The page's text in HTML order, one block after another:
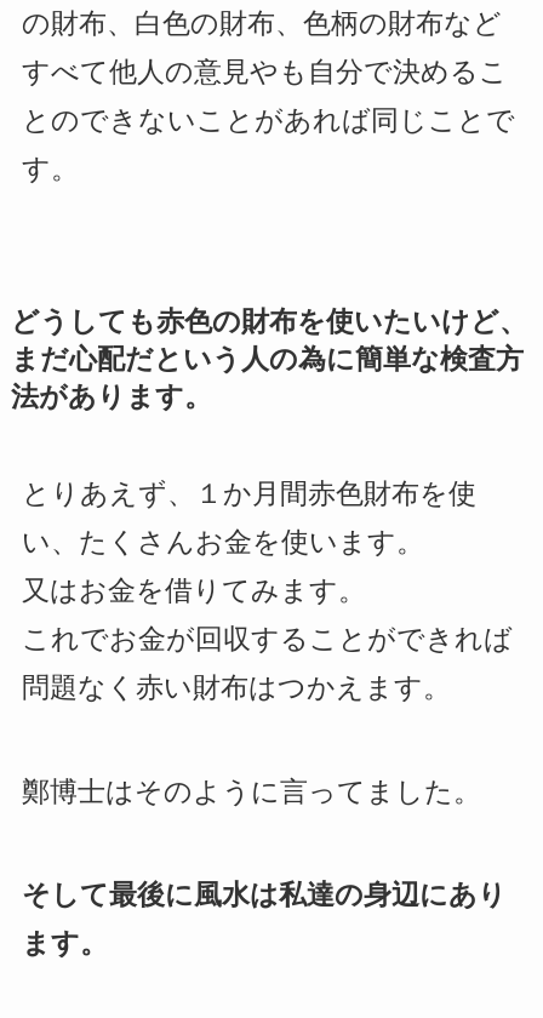
の財布、白色の財布、色柄の財布など
すべて他人の意見やも自分で決めるこ
とのできないことがあれば同じことで
す。
どうしても赤色の財布を使いたいけど、
まだ心配だという人の為に簡単な検査方
法があります。
とりあえず、１か月間赤色財布を使
い、たくさんお金を使います。
又はお金を借りてみます。
これでお金が回収することができれば
問題なく赤い財布はつかえます。
鄭博士はそのように言ってました。
そして最後に風水は私達の身辺にあり
ます。